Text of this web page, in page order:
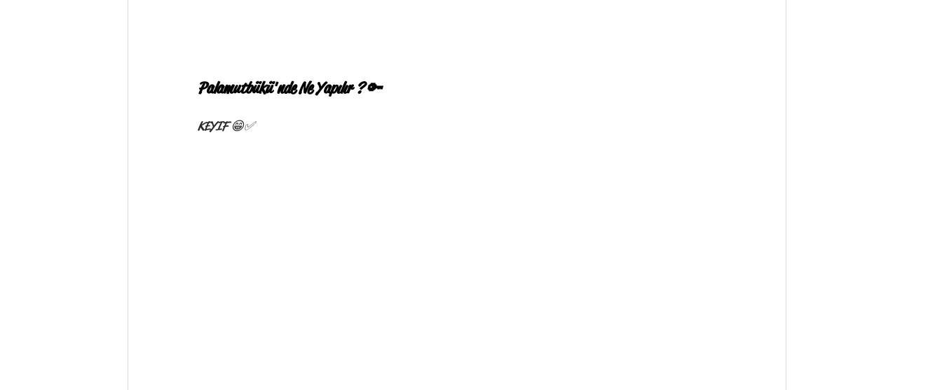
Palamutbükü'nde Ne Yapılır ? 🔑
KEYIF 😁✅